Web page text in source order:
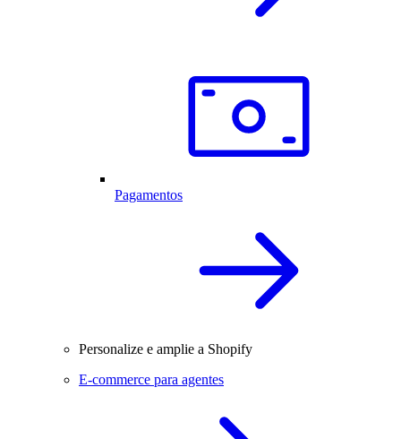
Pagamentos
Personalize e amplie a Shopify
E-commerce para agentes